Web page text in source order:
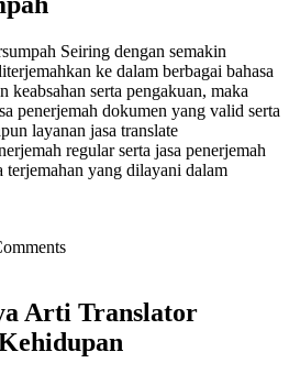
Seiring dengan semakin
ke dalam berbagai bahasa
keabsahan serta pengakuan, maka
penerjemah dokumen yang valid serta
layanan jasa translate
regular serta jasa penerjemah
terjemahan yang dilayani dalam
Arti Translator